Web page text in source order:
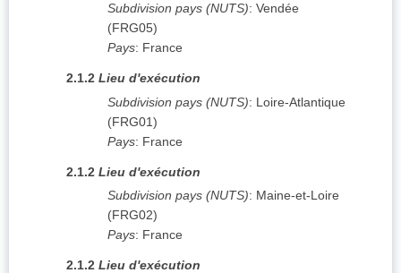
Subdivision pays (NUTS): Vendée
(FRG05)
Pays: France
2.1.2 Lieu d'exécution
Subdivision pays (NUTS): Loire-Atlantique
(FRG01)
Pays: France
2.1.2 Lieu d'exécution
Subdivision pays (NUTS): Maine-et-Loire
(FRG02)
Pays: France
2.1.2 Lieu d'exécution